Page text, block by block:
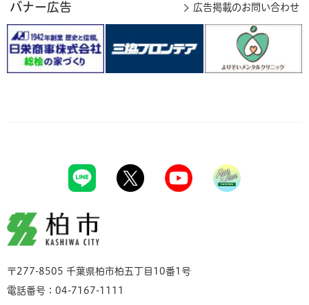
バナー広告 広告掲載のお問い合わせ
柏市
〒277-8505 千葉県柏市柏五丁目10番1号
電話番号：04-7167-1111